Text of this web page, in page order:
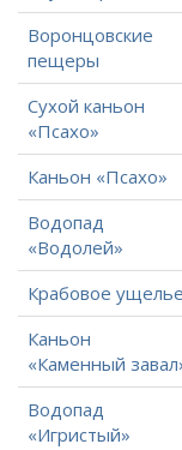
Воронцовские
пещеры
Сухой каньон
«Псахо»
Каньон «Псахо»
Водопад
«Водолей»
Крабовое ущелье
Каньон
«Каменный
Водопад
«Игристый»